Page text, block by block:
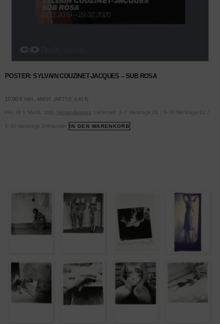
POSTER: SYLVAIN COUZINET-JACQUES – SUB ROSA
10,00 € INKL. MWST. (NETTO: 8,40 €)
inkl. 19 % MwSt. zzgl. Versandkosten Lieferzeit: 2-7 Werktage DE / 5-10 Werktage EU /
5-30 Werktage Drittländer IN DEN WARENKORB